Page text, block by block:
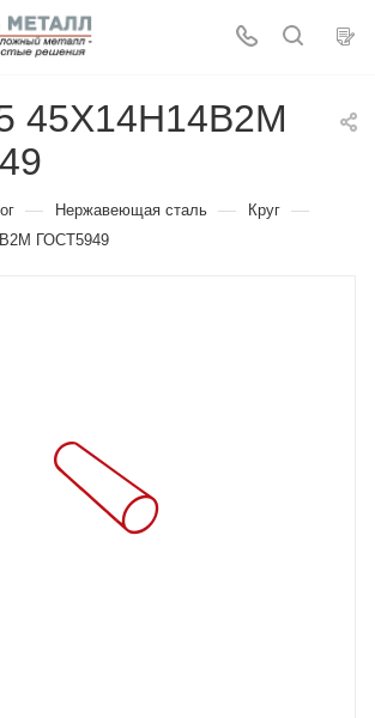
45Х14Н14В2М
— Нержавеющая сталь — Круг —
ГОСТ5949